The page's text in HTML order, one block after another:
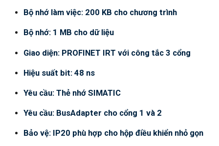
Bộ nhớ làm việc: 200 KB cho chương trình
Bộ nhớ: 1 MB cho dữ liệu
Giao diện: PROFINET IRT với công tắc 3 cổng
Hiệu suất bit: 48 ns
Yêu cầu: Thẻ nhớ SIMATIC
Yêu cầu: BusAdapter cho cổng 1 và 2
Bảo vệ: IP20 phù hợp cho hộp điều khiển nhỏ gọn